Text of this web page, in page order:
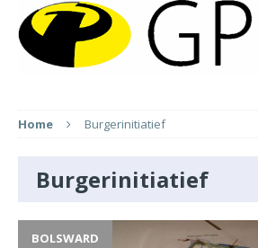
Home Burgerinitiatief
Burgerinitiatief
BOLSWARD